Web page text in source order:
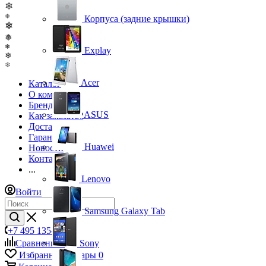
❄
❄
❄
❅
❄
❄
❄
Каталог
О компании
Бренды
Как заказать?
Доставка
Гарантия
Новости
Контакты
...
Войти
+7 495 135-39-43
Сравнение0
Избранные товары 0
Корпуса (задние крышки)
Explay
Acer
ASUS
Huawei
Lenovo
Samsung Galaxy Tab
Sony